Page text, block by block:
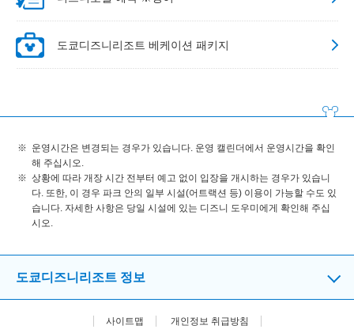
도쿄디즈니리조트 베케이션 패키지
운영시간은 변경되는 경우가 있습니다. 운영 캘린더에서 운영시간을 확인
해 주십시오.
상황에 따라 개장 시간 전부터 예고 없이 입장을 개시하는 경우가 있습니
다. 또한, 이 경우 파크 안의 일부 시설(어트랙션 등) 이용이 가능할 수도 있
습니다. 자세한 사항은 당일 시설에 있는 디즈니 도우미에게 확인해 주십
시오.
도쿄디즈니리조트 정보
사이트맵 개인정보 취급방침